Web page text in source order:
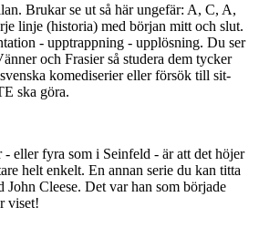
Brukar se ut så här ungefär: A, C, A,
linje (historia) med början mitt och slut.
- upptrappning - upplösning. Du ser
och Frasier så studera dem tycker
komediserier eller försök till sit-
ska göra.
eller fyra som i Seinfeld - är att det höjer
helt enkelt. En annan serie du kan titta
John Cleese. Det var han som började
viset!